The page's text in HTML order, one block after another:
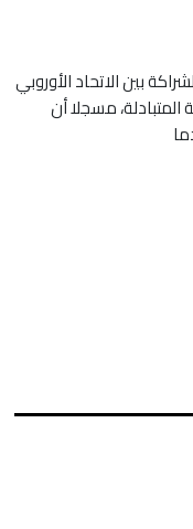
بين الاتحاد الأوروبي
مسجلا أن